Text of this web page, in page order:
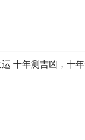
十年测吉凶，十